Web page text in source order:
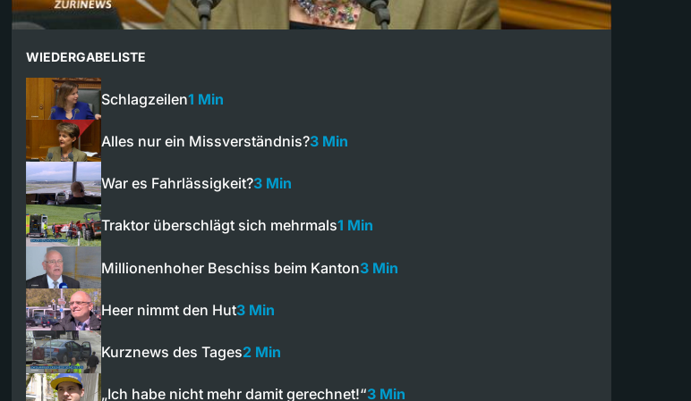
WIEDERGABELISTE
Schlagzeilen1 Min
Alles nur ein Missverständnis?3 Min
War es Fahrlässigkeit?3 Min
Traktor überschlägt sich mehrmals1 Min
Millionenhoher Beschiss beim Kanton3 Min
Heer nimmt den Hut3 Min
Kurznews des Tages2 Min
„Ich habe nicht mehr damit gerechnet!“3 Min